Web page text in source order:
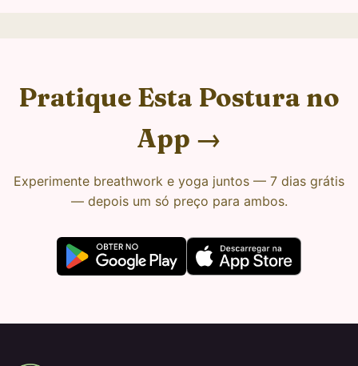
Pratique Esta Postura no
App →
Experimente breathwork e yoga juntos — 7 dias grátis
— depois um só preço para ambos.